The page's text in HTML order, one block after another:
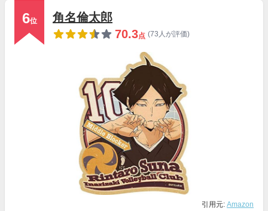
6位
角名倫太郎
70.3点 (73人が評価)
引用元: Amazon